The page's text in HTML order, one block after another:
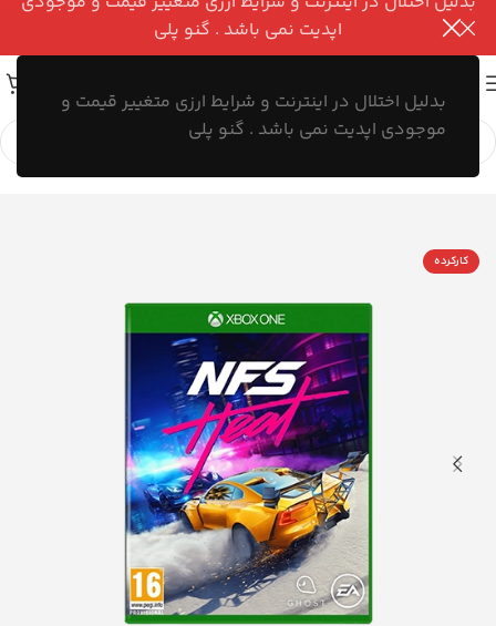
بدلیل اختلال در اینترنت و شرایط ارزی متغییر قیمت و
موجودی اپدیت نمی باشد . گنو پلی
کارکرده
اپدیت نمی باشد . گنو پلی